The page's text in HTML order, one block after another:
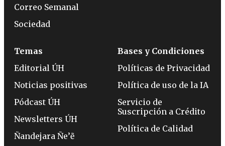
Correo Semanal
Sociedad
Temas
Editorial ÚH
Noticias positivas
Pódcast ÚH
Newsletters ÚH
Ñandejara Ñe’ẽ
Bases y Condiciones
Políticas de Privacidad
Política de uso de la IA
Servicio de
Suscripción a Crédito
Política de Calidad